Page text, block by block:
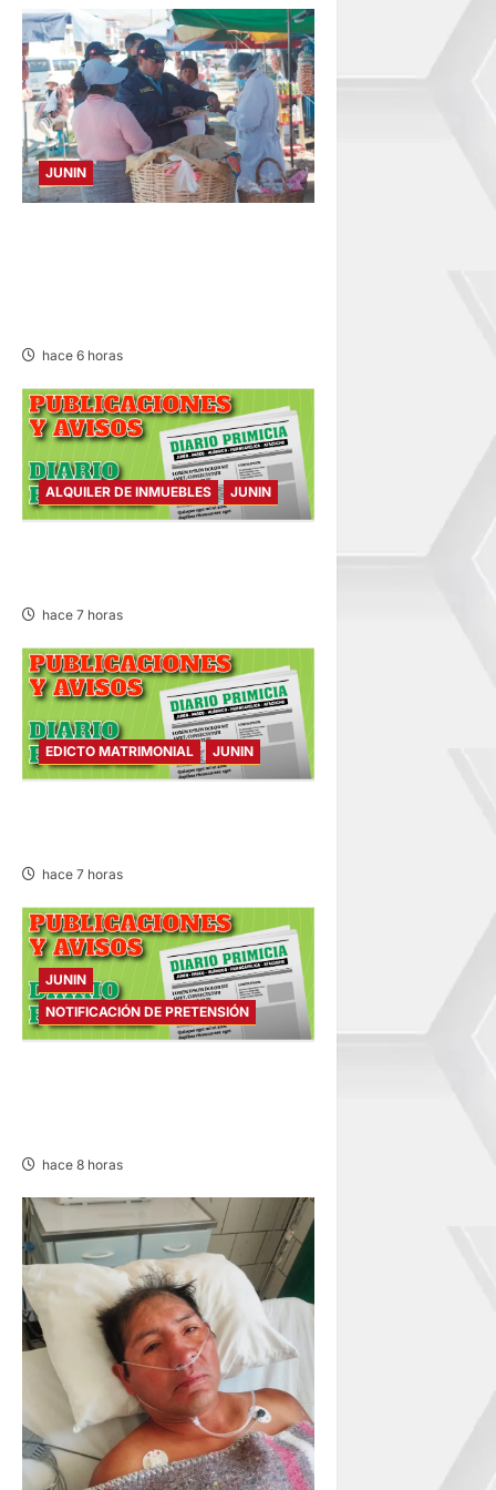
JUNIN
hace 6 horas
ALQUILER DE INMUEBLES JUNIN
hace 7 horas
EDICTO MATRIMONIAL JUNIN
hace 7 horas
JUNIN
NOTIFICACIÓN DE PRETENSIÓN
hace 8 horas